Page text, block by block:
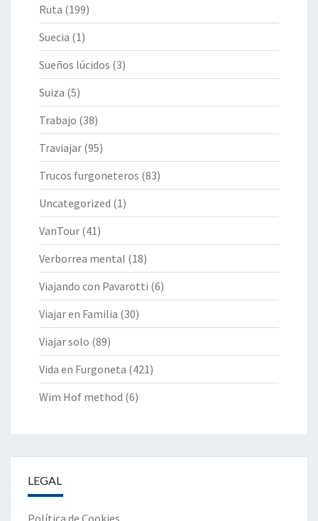
Ruta (199)
Suecia (1)
Sueños lúcidos (3)
Suiza (5)
Trabajo (38)
Traviajar (95)
Trucos furgoneteros (83)
Uncategorized (1)
VanTour (41)
Verborrea mental (18)
Viajando con Pavarotti (6)
Viajar en Familia (30)
Viajar solo (89)
Vida en Furgoneta (421)
Wim Hof method (6)
LEGAL